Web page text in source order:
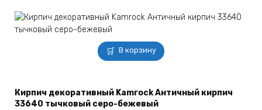
В корзину
Кирпич декоративный Kamrock Античный кирпич
33640 тычковый серо-бежевый